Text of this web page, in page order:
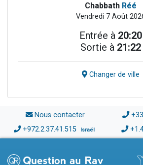
Chabbath Réé
Vendredi 7 Août
Entrée à 20:20
Sortie à 21:22
Changer de ville
Nous contacter
+972.2.37.41.515 Israël